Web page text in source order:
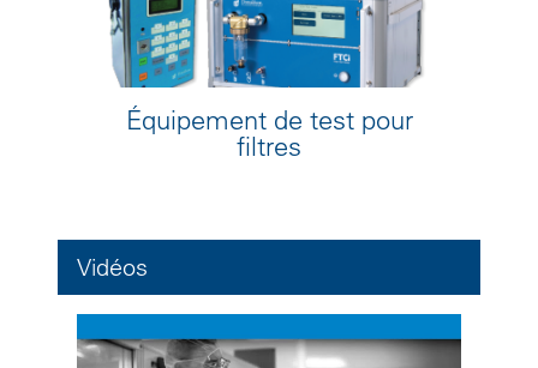
Équipement de test pour
filtres
Vidéos